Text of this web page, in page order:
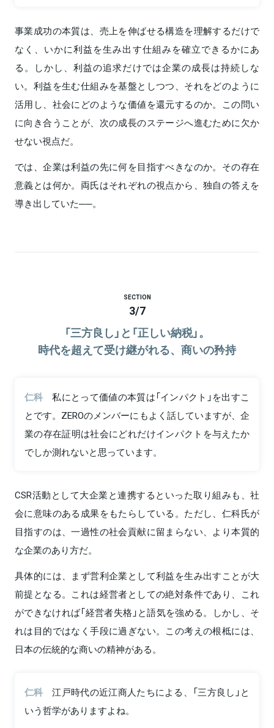
事業成功の本質は、売上を伸ばせる構造を理解するだけで
なく、いかに利益を生み出す仕組みを確立できるかにあ
る。しかし、利益の追求だけでは企業の成長は持続しな
い。利益を生む仕組みを基盤としつつ、それをどのように
活用し、社会にどのような価値を還元するのか。この問い
に向き合うことが、次の成長のステージへ進むために欠か
せない視点だ。
では、企業は利益の先に何を目指すべきなのか。その存在
意義とは何か。両氏はそれぞれの視点から、独自の答えを
導き出していた──。
SECTION
3/7
「三方良し」と「正しい納税」。
時代を超えて受け継がれる、商いの矜持
仁科
私にとって価値の本質は「インパクト」を出すこ
とです。ZEROのメンバーにもよく話していますが、企
業の存在証明は社会にどれだけインパクトを与えたか
でしか測れないと思っています。
CSR活動として大企業と連携するといった取り組みも、社
会に意味のある成果をもたらしている。ただし、仁科氏が
目指すのは、一過性の社会貢献に留まらない、より本質的
な企業のあり方だ。
具体的には、まず営利企業として利益を生み出すことが大
前提となる。これは経営者としての絶対条件であり、これ
ができなければ「経営者失格」と語気を強める。しかし、そ
れは目的ではなく手段に過ぎない。この考えの根柢には、
日本の伝統的な商いの精神がある。
仁科
江戸時代の近江商人たちによる、「三方良し」と
いう哲学がありますよね。